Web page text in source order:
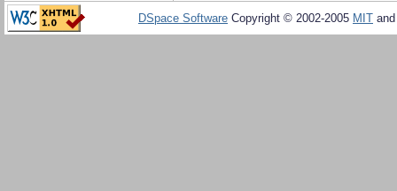
DSpace Software Copyright © 2002-2005 MIT